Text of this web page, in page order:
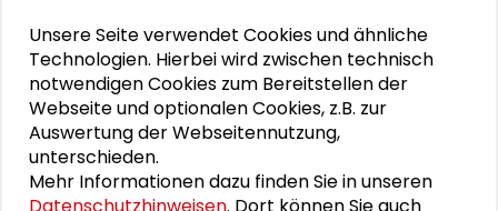
Christian Stegbauer
Kai Fischbach
Roger Häußling
Claudius Härpfer
Unsere Seite verwendet Cookies und ähnliche
Technologien. Hierbei wird zwischen technisch
notwendigen Cookies zum Bereitstellen der
Webseite und optionalen Cookies, z.B. zur
Auswertung der Webseitennutzung,
unterschieden.
Mehr Informationen dazu finden Sie in unseren